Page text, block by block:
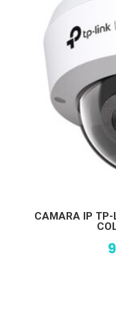
CAMARA IP